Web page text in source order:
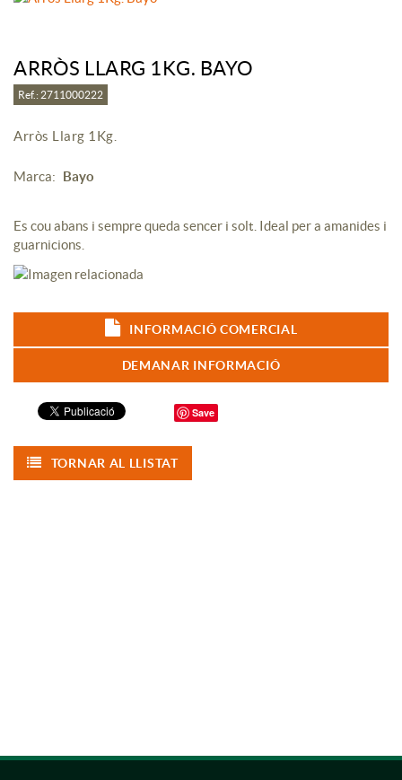
ARRÒS LLARG 1KG. BAYO
Ref.: 2711000222
Arròs Llarg 1Kg.
Marca: Bayo
Es cou abans i sempre queda sencer i solt. Ideal per a amanides i
guarnicions.
INFORMACIÓ COMERCIAL
DEMANAR INFORMACIÓ
Save
TORNAR AL LLISTAT